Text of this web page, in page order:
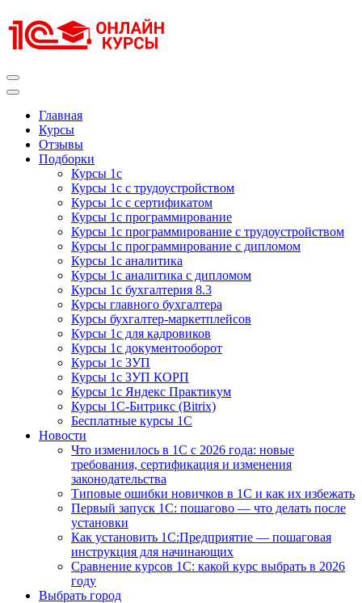
к
содержимому
Главная
Курсы
Отзывы
Подборки
Курсы 1с
Курсы 1с с трудоустройством
Курсы 1с с сертификатом
Курсы 1с программирование
Курсы 1с программирование с трудоустройством
Курсы 1с программирование с дипломом
Курсы 1с аналитика
Курсы 1с аналитика с дипломом
Курсы 1с бухгалтерия 8.3
Курсы главного бухгалтера
Курсы бухгалтер-маркетплейсов
Курсы 1с для кадровиков
Курсы 1с документооборот
Курсы 1с ЗУП
Курсы 1с ЗУП КОРП
Курсы 1с Яндекс Практикум
Курсы 1С-Битрикс (Bitrix)
Бесплатные курсы 1С
Новости
Что изменилось в 1С с 2026 года: новые
требования, сертификация и изменения
законодательства
Типовые ошибки новичков в 1С и как их избежать
Первый запуск 1С: пошагово — что делать после
установки
Как установить 1С:Предприятие — пошаговая
инструкция для начинающих
Сравнение курсов 1С: какой курс выбрать в 2026
году
Выбрать город